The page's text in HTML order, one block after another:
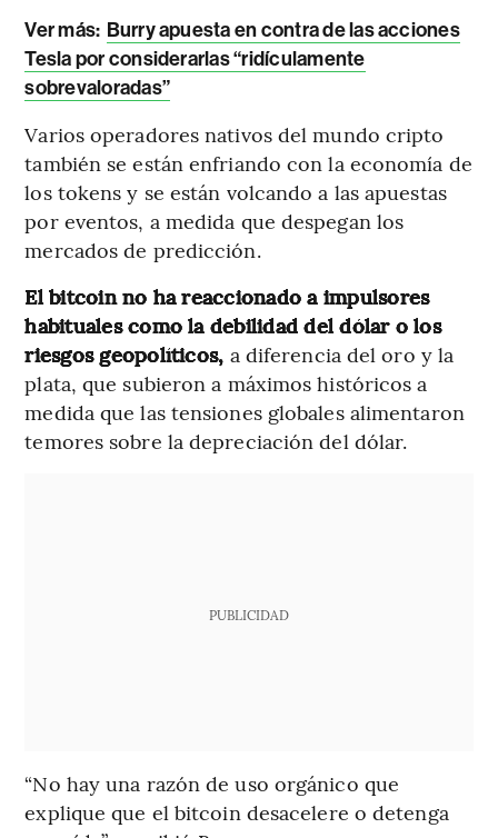
Ver más: Burry apuesta en contra de las acciones
Tesla por considerarlas “ridículamente
sobrevaloradas”
Varios operadores nativos del mundo cripto
también se están enfriando con la economía de
los tokens y se están volcando a las apuestas
por eventos, a medida que despegan los
mercados de predicción.
El bitcoin no ha reaccionado a impulsores
habituales como la debilidad del dólar o los
riesgos geopolíticos, a diferencia del oro y la
plata, que subieron a máximos históricos a
medida que las tensiones globales alimentaron
temores sobre la depreciación del dólar.
PUBLICIDAD
“No hay una razón de uso orgánico que
explique que el bitcoin desacelere o detenga